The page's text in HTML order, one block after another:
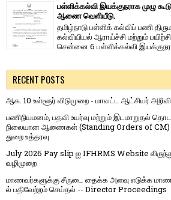
பள்ளிக்கல்வி இயக்குநராக முழு
ஆணை வெளியீடு.
தமிழ்நாடு பள்ளிக் கல்விப் பணி
கல்வியியல் ஆராய்ச்சி மற்றும்
சென்னை 6 பள்ளிக்கல்வி
RECENT POSTS
ஆக. 10 உள்ளூர் விடுமுறை - மாவட்ட ஆட்சியர்
பணிநியமனம், பதவி உயர்வு மற்றும் இடமாறுதல்
நிலையான ஆணைகள் (Standing Orders of
துறை உத்தரவு
July 2026 Pay slip ஐ IFHRMS Website
வழிமுறை
மாணவர்களுக்கு சீருடை தைக்க அளவு எடுக்க
ல் பதிவேற்றம் செய்தல் -- Director Proceedings